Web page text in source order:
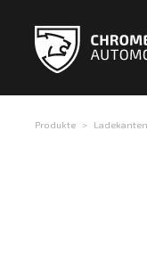
Produkte